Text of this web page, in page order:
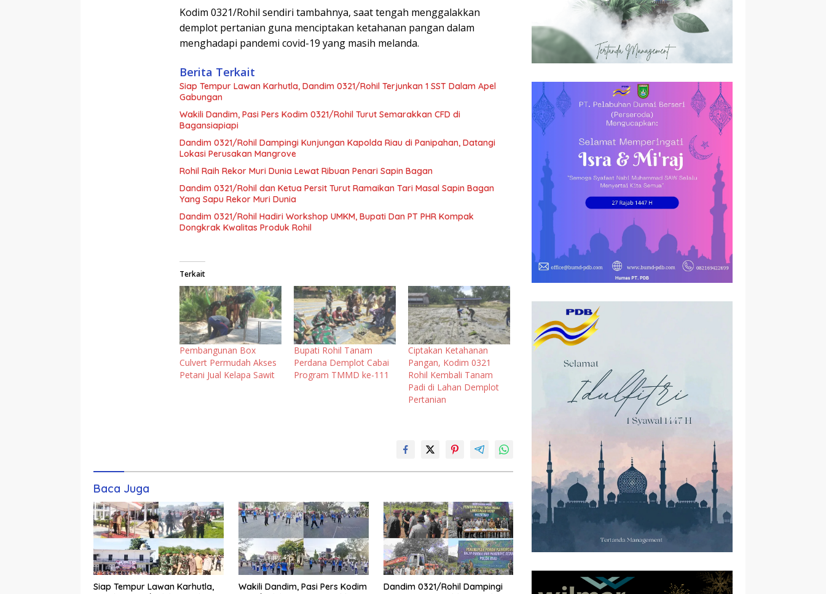
Kodim 0321/Rohil sendiri tambahnya, saat tengah menggalakkan
demplot pertanian guna menciptakan ketahanan pangan dalam
menghadapi pandemi covid-19 yang masih melanda.
Berita Terkait
Siap Tempur Lawan Karhutla, Dandim 0321/Rohil Terjunkan 1 SST Dalam Apel
Gabungan
Wakili Dandim, Pasi Pers Kodim 0321/Rohil Turut Semarakkan CFD di
Bagansiapiapi
Dandim 0321/Rohil Dampingi Kunjungan Kapolda Riau di Panipahan, Datangi
Lokasi Perusakan Mangrove
Rohil Raih Rekor Muri Dunia Lewat Ribuan Penari Sapin Bagan
Dandim 0321/Rohil dan Ketua Persit Turut Ramaikan Tari Masal Sapin Bagan
Yang Sapu Rekor Muri Dunia
Dandim 0321/Rohil Hadiri Workshop UMKM, Bupati Dan PT PHR Kompak
Dongkrak Kwalitas Produk Rohil
Terkait
Pembangunan Box
Culvert Permudah Akses
Petani Jual Kelapa Sawit
Bupati Rohil Tanam
Perdana Demplot Cabai
Program TMMD ke-111
Ciptakan Ketahanan
Pangan, Kodim 0321
Rohil Kembali Tanam
Padi di Lahan Demplot
Pertanian
Komentar
Baca Juga
Siap Tempur Lawan Karhutla,
Wakili Dandim, Pasi Pers Kodim
Dandim 0321/Rohil Dampingi